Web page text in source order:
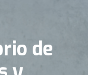
de